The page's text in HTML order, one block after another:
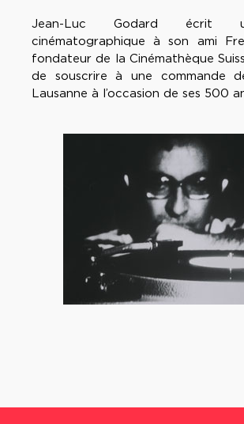
Jean-Luc Godard écrit
cinématographique à son ami
fondateur de la Cinémathèque
de souscrire à une commande
Lausanne à l’occasion de ses 500